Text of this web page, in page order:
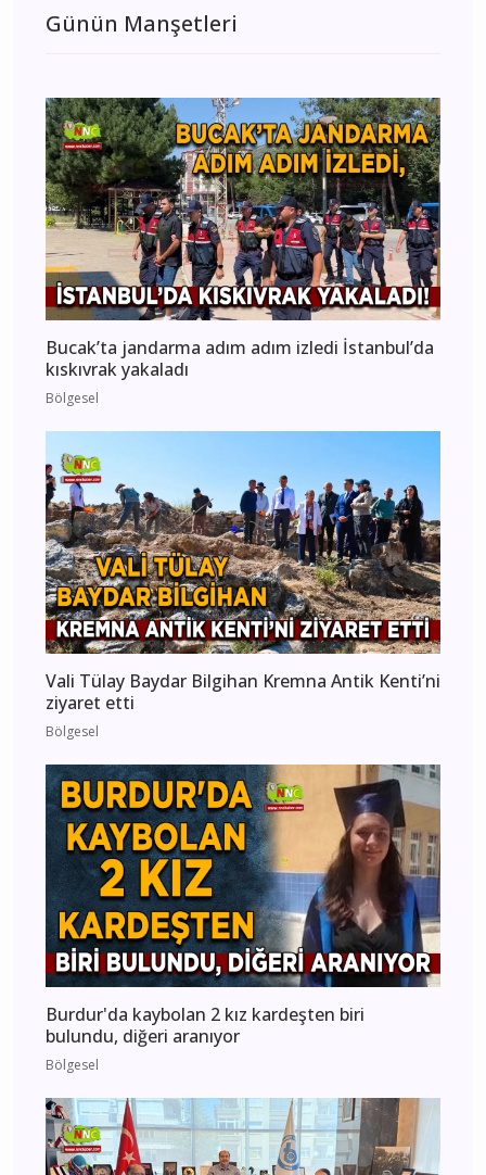
Günün Manşetleri
Bucak’ta jandarma adım adım izledi İstanbul’da
kıskıvrak yakaladı
Bölgesel
Vali Tülay Baydar Bilgihan Kremna Antik Kenti’ni
ziyaret etti
Bölgesel
Burdur'da kaybolan 2 kız kardeşten biri
bulundu, diğeri aranıyor
Bölgesel